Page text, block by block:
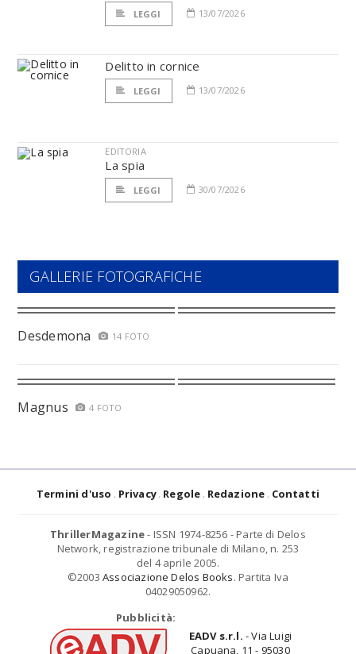
LEGGI 13/07/2026
Delitto in cornice
LEGGI 13/07/2026
EDITORIA
La spia
LEGGI 30/07/2026
GALLERIE FOTOGRAFICHE
Desdemona 14 FOTO
Magnus 4 FOTO
Termini d'uso Privacy Regole Redazione Contatti
ThrillerMagazine- ISSN 1974-8256 - Parte di Delos
Network, registrazione tribunale di Milano, n. 253
del 4 aprile 2005.
©2003 Associazione Delos Books. Partita Iva
04029050962.
Pubblicità:
EADV s.r.l. - Via Luigi
Capuana, 11 - 95030